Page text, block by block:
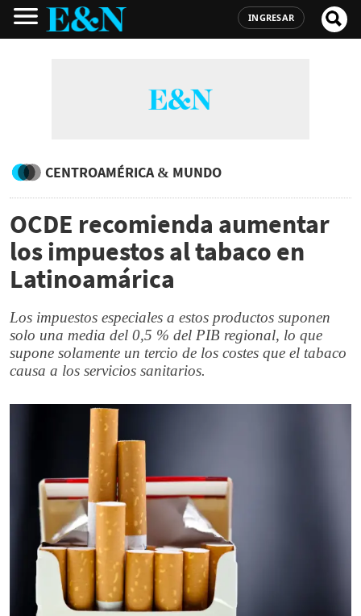
INGRESAR
CENTROAMÉRICA & MUNDO
OCDE recomienda aumentar
los impuestos al tabaco en
Latinoamárica
Los impuestos especiales a estos productos suponen
solo una media del 0,5 % del PIB regional, lo que
supone solamente un tercio de los costes que el tabaco
causa a los servicios sanitarios.